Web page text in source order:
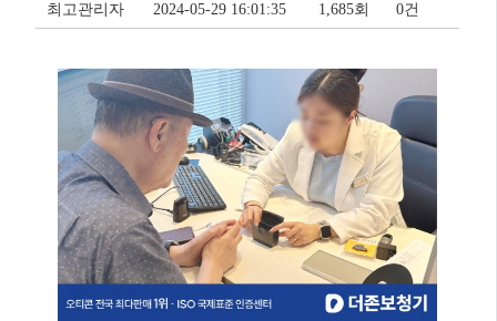
최고관리자
2024-05-29 16:01:35
1,685회
0건